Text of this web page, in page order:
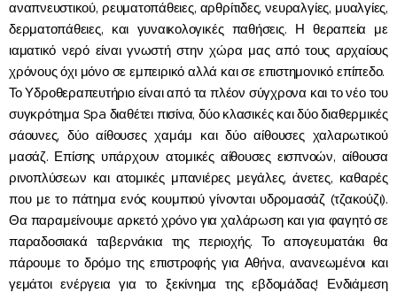
αναπνευστικού, ρευματοπάθειες, αρθρίτιδες, νευραλγίες, μυαλγίες,
δερματοπάθειες, και γυναικολογικές παθήσεις. Η θεραπεία με
ιαματικό νερό είναι γνωστή στην χώρα μας από τους αρχαίους
χρόνους όχι μόνο σε εμπειρικό αλλά και σε επιστημονικό επίπεδο.
Το Υδροθεραπευτήριο είναι από τα πλέον σύγχρονα και το νέο του
συγκρότημα Spa διαθέτει πισίνα, δύο κλασικές και δύο διαθερμικές
σάουνες, δύο αίθουσες χαμάμ και δύο αίθουσες χαλαρωτικού
μασάζ. Επίσης υπάρχουν ατομικές αίθουσες εισπνοών, αίθουσα
ρινοπλύσεων και ατομικές μπανιέρες μεγάλες, άνετες, καθαρές
που με το πάτημα ενός κουμπιού γίνονται υδρομασάζ (τζακούζι).
Θα παραμείνουμε αρκετό χρόνο για χαλάρωση και για φαγητό σε
παραδοσιακά ταβερνάκια της περιοχής. Το απογευματάκι θα
πάρουμε το δρόμο της επιστροφής για Αθήνα, ανανεωμένοι και
γεμάτοι ενέργεια για το ξεκίνημα της εβδομάδας! Ενδιάμεση